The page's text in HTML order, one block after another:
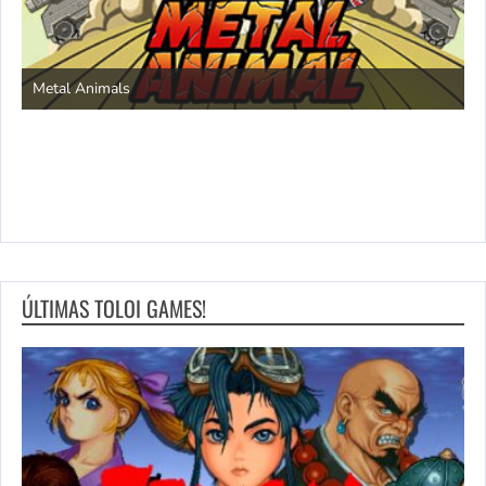
Metal Animals
ÚLTIMAS TOLOI GAMES!